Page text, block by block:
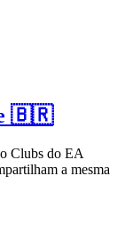
🇧🇷
Clubs do EA
a mesma